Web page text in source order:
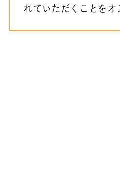
れていただくことをオ